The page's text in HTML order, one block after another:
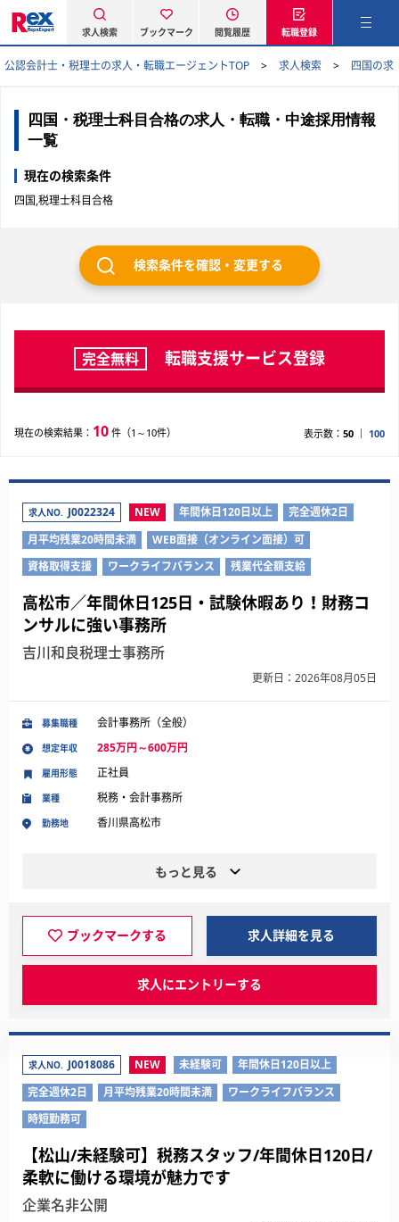
求人検索 ブックマーク 閲覧履歴 転職登録
公認会計士・税理士の求人・転職エージェントTOP 求人検索 四国の求
四国・税理士科目合格の求人・転職・中途採用情報
一覧
現在の検索条件
四国,税理士科目合格
検索条件を確認・変更する
完全無料 転職支援サービス登録
現在の検索結果： 10 件（1～10件） 表示数： 50 100
求人NO. J0022324 NEW 年間休日120日以上
完全週休2日
月平均残業20時間未満
WEB面接（オンライン面接）可
資格取得支援
ワークライフバランス 残業代全額支給
高松市／年間休日125日・試験休暇あり！財務コ
ンサルに強い事務所
吉川和良税理士事務所
更新日：2026年08月05日
募集職種 会計事務所（全般）
想定年収 285万円～600万円
業種 税務・会計事務所
勤務地 香川県高松市
雇用形態 正社員
もっと見る
ブックマークする 求人詳細を見る
求人にエントリーする
求人NO. J0018086 NEW 未経験可
年間休日120日以上
完全週休2日
月平均残業20時間未満
ワークライフバランス
時短勤務可
【松山/未経験可】税務スタッフ/年間休日120日/
柔軟に働ける環境が魅力です
企業名非公開